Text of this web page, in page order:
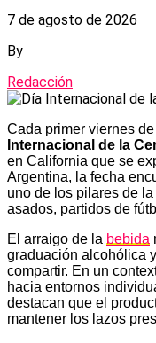
7 de agosto de 2026
By
Redacción
Cada primer viernes
Internacional de la
en California que se
Argentina, la fecha
uno de los pilares de
asados, partidos de
El arraigo de la bebida
graduación alcohólica
compartir. En un
hacia entornos
destacan que el
mantener los lazos